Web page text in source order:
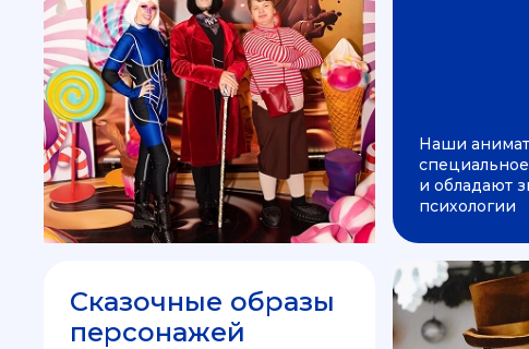
Наши
и обладают
психологии
Сказочные образы
персонажей